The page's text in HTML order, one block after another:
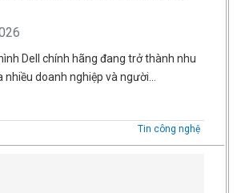
Dell chính hãng đang trở thành nhu
nhiều doanh nghiệp và người…
Tin công nghệ